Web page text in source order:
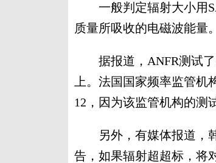
一般判定辐射大小用
质量所吸收的电磁波能量。
据报道，ANFR测试了
上。法国国家频率监管机
12，因为该监管机构的测
另外，有媒体报道，韩
告，如果辐射超超标，将